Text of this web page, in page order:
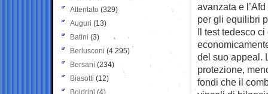
avanzata e
per gli equilibri
Il test tedesco
del suo appeal.
protezione,
fondi che il
Attentato (329)
Auguri (13)
Batini (3)
Berlusconi (4.295)
Bersani (234)
Biasotti (12)
Boldrini (4)